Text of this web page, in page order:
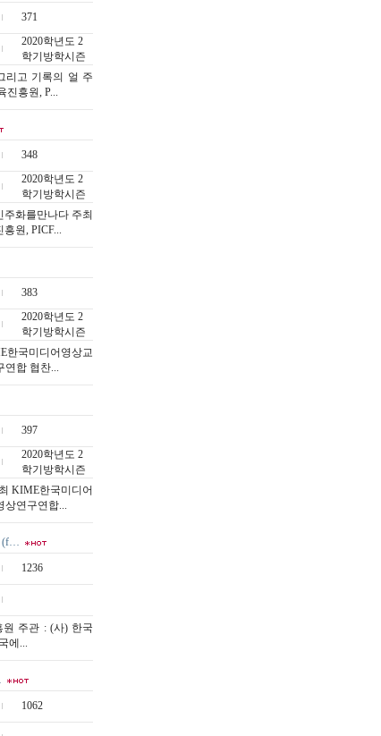
371
2020학년도 2
학기방학시즌
리고 기록의 얼 주
진흥원, P...
348
2020학년도 2
학기방학시즌
화를만나다 주최
원, PICF...
383
2020학년도 2
학기방학시즌
한국미디어영상교
연합 협찬...
397
2020학년도 2
학기방학시즌
KIME한국미디어
상연구연합...
(f…
1236
원 주관 : (사) 한국
에...
1062